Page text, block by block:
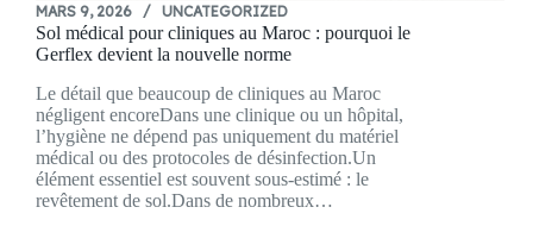
MARS 9, 2026 UNCATEGORIZED
Sol médical pour cliniques au Maroc : pourquoi le
Gerflex devient la nouvelle norme
Le détail que beaucoup de cliniques au Maroc
négligent encoreDans une clinique ou un hôpital,
l’hygiène ne dépend pas uniquement du matériel
médical ou des protocoles de désinfection.Un
élément essentiel est souvent sous-estimé : le
revêtement de sol.Dans de nombreux…